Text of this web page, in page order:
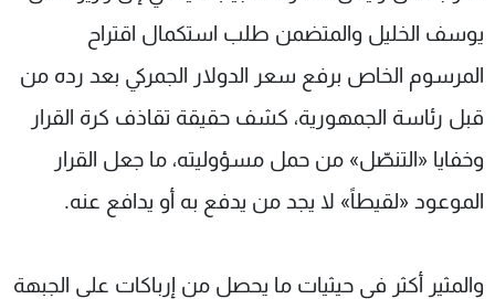
يوسف الخليل والمتضمن طلب استكمال اقتراح
المرسوم الخاص برفع سعر الدولار الجمركي بعد رده من
قبل رئاسة الجمهورية، كشف حقيقة تقاذف كرة القرار
وخفايا «التنصّل» من حمل مسؤوليته، ما جعل القرار
الموعود «لقيطاً» لا يجد من يدفع به أو يدافع عنه.
والمثير أكثر في حيثيات ما يحصل من إرباكات على الجبهة